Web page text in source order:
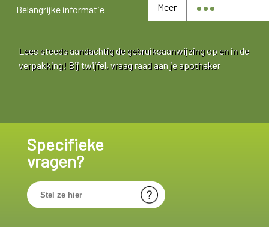
Meer
Belangrijke informatie
Lees steeds aandachtig de gebruiksaanwijzing op en in de
verpakking! Bij twijfel, vraag raad aan je apotheker
Specifieke
vragen?